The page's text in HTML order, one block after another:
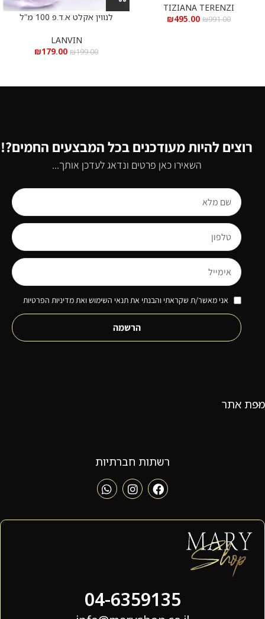
Parfum 100 ml
TIZIANA TERENZI
₪991.00
₪495.00 לנווין אקלט א.ד.פ 100 מ”ל
LANVIN
₪199.00
₪179.00
רוצים להיות מעודכנים בכל המבצעים החמים?!
השאירו כאן פרטים ונדאג לעדכן אותך...
אני מאשר/ת שקראתי והבנתי את תנאי השימוש ואת מדיניות הפרטיות
הרשמה
מפת אתר
רשתות חברתיות
04-6359135